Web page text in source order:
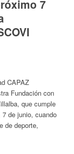
7
CAPAZ
Fundación con
que cumple
de junio, cuando
de deporte,